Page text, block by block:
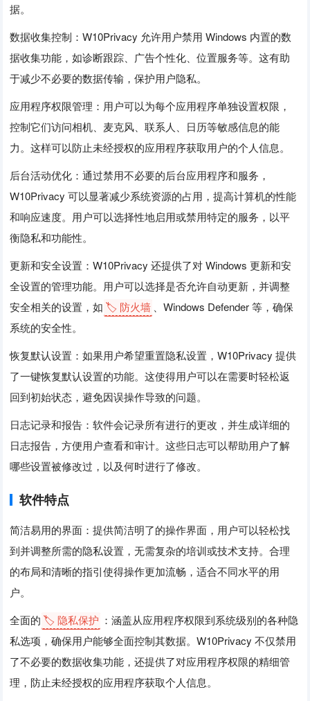
据。
数据收集控制：W10Privacy 允许用户禁用 Windows 内置的数
据收集功能，如诊断跟踪、广告个性化、位置服务等。这有助
于减少不必要的数据传输，保护用户隐私。
应用程序权限管理：用户可以为每个应用程序单独设置权限，
控制它们访问相机、麦克风、联系人、日历等敏感信息的能
力。这样可以防止未经授权的应用程序获取用户的个人信息。
后台活动优化：通过禁用不必要的后台应用程序和服务，
W10Privacy 可以显著减少系统资源的占用，提高计算机的性能
和响应速度。用户可以选择性地启用或禁用特定的服务，以平
衡隐私和功能性。
更新和安全设置：W10Privacy 还提供了对 Windows 更新和安
全设置的管理功能。用户可以选择是否允许自动更新，并调整
安全相关的设置，如 🏷️ 防火墙
、Windows Defender 等，确保
系统的安全性。
恢复默认设置：如果用户希望重置隐私设置，W10Privacy 提供
了一键恢复默认设置的功能。这使得用户可以在需要时轻松返
回到初始状态，避免因误操作导致的问题。
日志记录和报告：软件会记录所有进行的更改，并生成详细的
日志报告，方便用户查看和审计。这些日志可以帮助用户了解
哪些设置被修改过，以及何时进行了修改。
软件特点
简洁易用的界面：提供简洁明了的操作界面，用户可以轻松找
到并调整所需的隐私设置，无需复杂的培训或技术支持。合理
的布局和清晰的指引使得操作更加流畅，适合不同水平的用
户。
全面的 🏷️ 隐私保护 ：涵盖从应用程序权限到系统级别的各种隐
私选项，确保用户能够全面控制其数据。W10Privacy 不仅禁用
了不必要的数据收集功能，还提供了对应用程序权限的精细管
理，防止未经授权的应用程序获取个人信息。